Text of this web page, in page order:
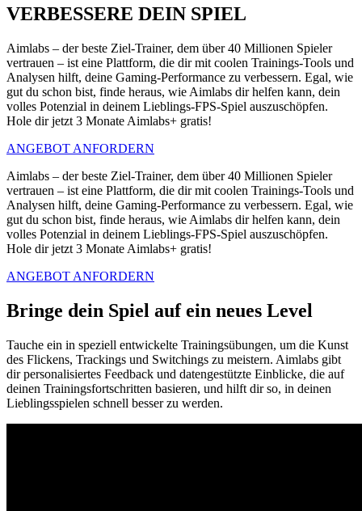
VERBESSERE DEIN SPIEL
Aimlabs – der beste Ziel-Trainer, dem über 40 Millionen Spieler
vertrauen – ist eine Plattform, die dir mit coolen Trainings-Tools und
Analysen hilft, deine Gaming-Performance zu verbessern. Egal, wie
gut du schon bist, finde heraus, wie Aimlabs dir helfen kann, dein
volles Potenzial in deinem Lieblings-FPS-Spiel auszuschöpfen.
Hole dir jetzt 3 Monate Aimlabs+ gratis!
ANGEBOT ANFORDERN
Aimlabs – der beste Ziel-Trainer, dem über 40 Millionen Spieler
vertrauen – ist eine Plattform, die dir mit coolen Trainings-Tools und
Analysen hilft, deine Gaming-Performance zu verbessern. Egal, wie
gut du schon bist, finde heraus, wie Aimlabs dir helfen kann, dein
volles Potenzial in deinem Lieblings-FPS-Spiel auszuschöpfen.
Hole dir jetzt 3 Monate Aimlabs+ gratis!
ANGEBOT ANFORDERN
Bringe dein Spiel auf ein neues Level
Tauche ein in speziell entwickelte Trainingsübungen, um die Kunst
des Flickens, Trackings und Switchings zu meistern. Aimlabs gibt
dir personalisiertes Feedback und datengestützte Einblicke, die auf
deinen Trainingsfortschritten basieren, und hilft dir so, in deinen
Lieblingsspielen schnell besser zu werden.